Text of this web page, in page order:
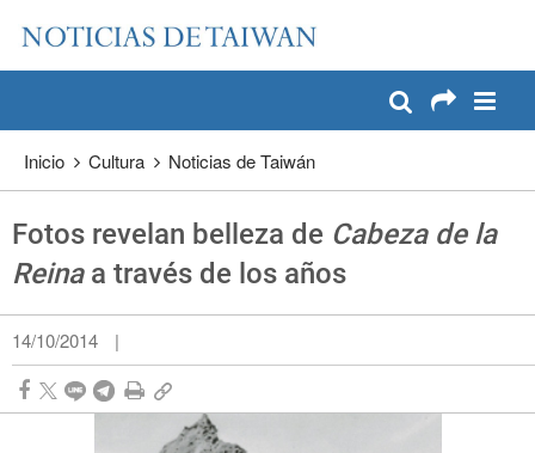
Pase a contenido principal
Inicio Cultura Noticias de Taiwán
Fotos revelan belleza de Cabeza de la
Reinaa través de los años
14/10/2014 |